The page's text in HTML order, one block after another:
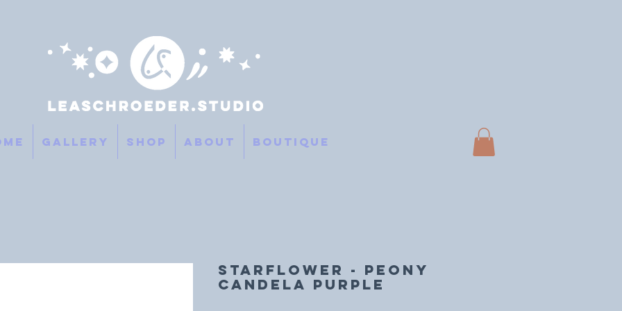
Gallery SHOP About Boutique
STARFLOWER - Peony
Candela Purple